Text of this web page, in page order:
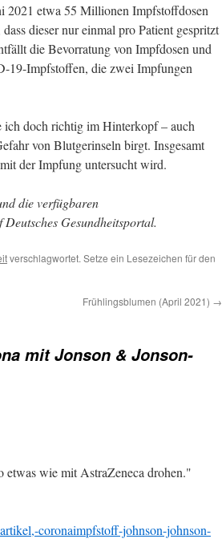
2021 etwa 55 Millionen Impfstoffdosen
dieser nur einmal pro Patient gespritzt
die Bevorratung von Impfdosen und
19-Impfstoffen, die zwei Impfungen
ich doch richtig im Hinterkopf – auch
von Blutgerinseln birgt. Insgesamt
der Impfung untersucht wird.
die verfügbaren
Gesundheitsportal.
verschlagwortet. Setze ein Lesezeichen für den
Frühlingsblumen (April 2021) →
mit Jonson & Jonson-
wie mit AstraZeneca drohen."
coronaimpfstoff-johnson-johnson-